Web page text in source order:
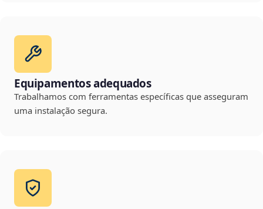
Equipamentos adequados
Trabalhamos com ferramentas específicas que asseguram
uma instalação segura.